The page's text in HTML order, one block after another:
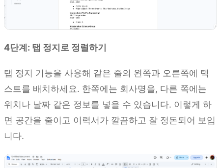
4단계: 탭 정지로 정렬하기
탭 정지 기능을 사용해 같은 줄의 왼쪽과 오른쪽에 텍
스트를 배치하세요. 한쪽에는 회사명을, 다른 쪽에는
위치나 날짜 같은 정보를 넣을 수 있습니다. 이렇게 하
면 공간을 줄이고 이력서가 깔끔하고 잘 정돈되어 보입
니다.